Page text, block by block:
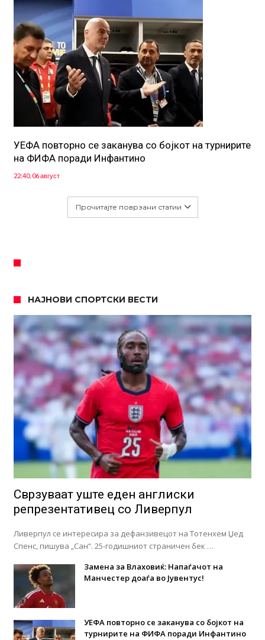
УЕФА повторно се заканува со бојкот на турнирите
на ФИФА поради Инфантино
22:40, 06 август
Прочитајте поврзани статии
НАЈНОВИ СПОРТСКИ ВЕСТИ
Сврзуваат уште еден англиски
репрезентативец со Ливерпул
Ливерпул се интересира за дефанзивецот на Тотенхем Џед
Спенс, пишува „Сан“. 25-годишниот страничен бек …
Замена за Влаховиќ: Напаѓачот на
Манчестер доаѓа во Јувентус!
УЕФА повторно се заканува со бојкот на
турнирите на ФИФА поради Инфантино